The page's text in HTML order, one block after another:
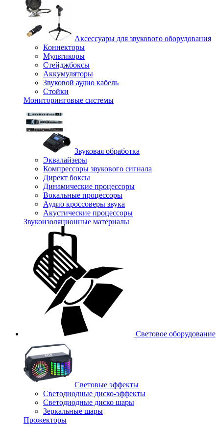
Аксессуары для звукового оборудования
Коннекторы
Мультикоры
Стейджбоксы
Аккумуляторы
Звуковой аудио кабель
Стойки
Мониторинговые системы
Звуковая обработка
Эквалайзеры
Компрессоры звукового сигнала
Директ боксы
Динамические процессоры
Вокальные процессоры
Аудио кроссоверы звука
Акустические процессоры
Звукоизоляционные материалы
Световое оборудование
Световые эффекты
Светодиодные диско-эффекты
Светодиодные диско шары
Зеркальные шары
Прожекторы